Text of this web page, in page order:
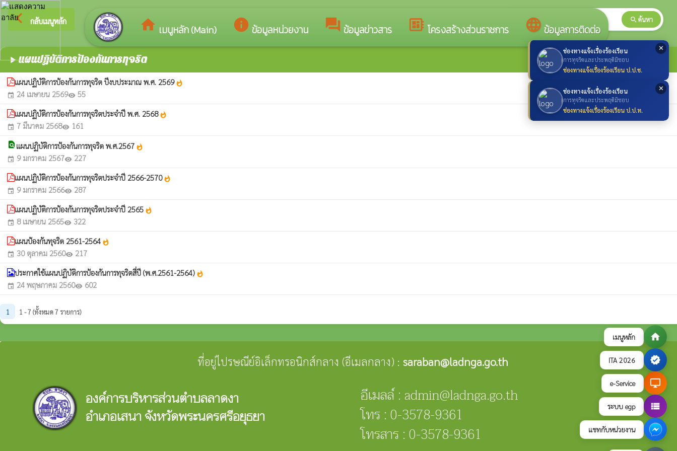
เมนูหลัก home
ITA 2026 verified
e-Service desktop_windows
ระบบ egp view_list
แชทกับหน่วยงาน
✕
ช่องทางแจ้งเรื่องร้องเรียน
การทุจริตและประพฤติมิชอบ
ช่องทางแจ้งเรื่องร้องเรียน ป.ป.ช.
✕
ช่องทางแจ้งเรื่องร้องเรียน
การทุจริตและประพฤติมิชอบ
ช่องทางแจ้งเรื่องร้องเรียน ป.ป.ท.
home เมนูหลัก (Main) info ข้อมูลหน่วยงาน forum ข้อมูลข่าวสาร developer_board โครงสร้างส่วนราชการ language ข้อมูลการติดต่อ
arrow_back_ios กลับเมนูหลัก ยินดีต้อนรับสู่เว็บไซต์ของ องค์การบริหารส่วนตำบลลาดงา search ค้นหา
play_arrowแผนปฏิบัติการป้องกันการทุจริต
แผนปฏิบัติการป้องกันการทุจริต ปีงบประมาณ พ.ศ. 2569whatshot
event 24 เมษายน 2569visibility 55
แผนปฏิบัติการป้องกันการทุจริตประจำปี พ.ศ. 2568whatshot
event 7 มีนาคม 2568visibility 161
find_in_page แผนปฏิบัติการป้องกันการทุจริต พ.ศ.2567 whatshot
event 9 มกราคม 2567visibility 227
แผนปฏิบัติการป้องกันการทุจริตประจำปี 2566-2570whatshot
event 9 มกราคม 2566visibility 287
แผนปฏิบัติการป้องกันการทุจริตประจำปี 2565 whatshot
event 8 เมษายน 2565visibility 322
แผนป้องกันทุจริต 2561-2564 whatshot
event 30 ตุลาคม 2560visibility 217
ประกาศใช้แผนปฏิบัติการป้องกันการทุจริตสี่ปี (พ.ศ.2561-2564) whatshot
event 24 พฤษภาคม 2560visibility 602
1 1 - 7 (ทั้งหมด 7 รายการ)
ที่อยู่ไปรษณีย์อิเล็กทรอนิกส์กลาง (อีเมลกลาง) : saraban@ladnga.go.th
องค์การบริหารส่วนตำบลลาดงา
อำเภอเสนา จังหวัดพระนครศรีอยุธยา
อีเมลล์ : admin@ladnga.go.th
โทร : 0-3578-9361
โทรสาร : 0-3578-9361